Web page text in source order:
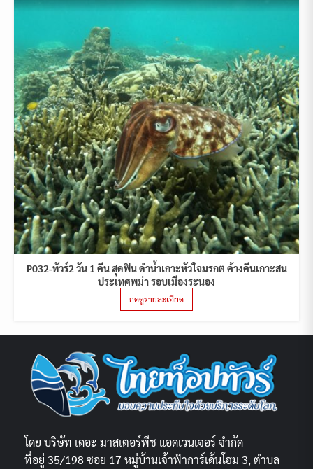
P032-ทัวร์2 วัน 1 คืน สุดฟิน ดำน้ำเกาะหัวใจมรกต ค้างคืนเกาะสน
ประเทศพม่า รอบเมืองระนอง
กดดูรายละเอียด
โดย บริษัท เดอะ มาสเตอร์พีช แอดเวนเจอร์ จำกัด
ที่อยู่ 35/198 ซอย 17 หมู่บ้านเจ้าฟ้าการ์เด้นโฮม 3, ตำบล